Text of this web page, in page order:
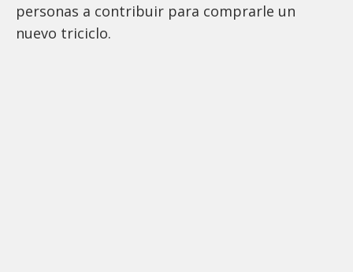
personas a contribuir para comprarle un
nuevo triciclo.